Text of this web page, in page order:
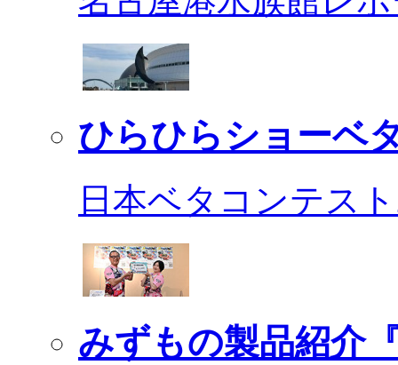
ひらひらショーベ
日本ベタコンテス
みずもの製品紹介